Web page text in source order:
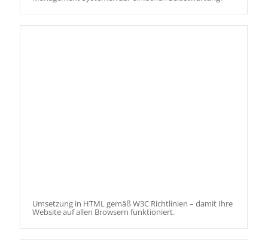
Umsetzung in HTML gemäß W3C Richtlinien – damit Ihre
Website auf allen Browsern funktioniert.